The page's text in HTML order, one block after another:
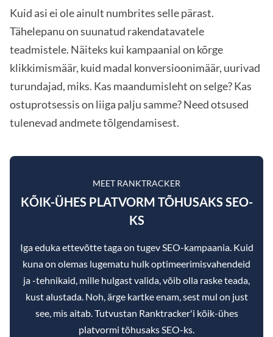
Kuid asi ei ole ainult numbrites selle pärast.
Tähelepanu on suunatud rakendatavatele
teadmistele. Näiteks kui kampaanial on kõrge
klikkimismäär, kuid madal konversioonimäär, uurivad
turundajad, miks. Kas maandumisleht on selge? Kas
ostuprotsessis on liiga palju samme? Need otsused
tulenevad andmete tõlgendamisest.
MEET RANKTRACKER
KÕIK-ÜHES PLATVORM TÕHUSAKS SEO-
KS
Iga eduka ettevõtte taga on tugev SEO-kampaania. Kuid
kuna on olemas lugematu hulk optimeerimisvahendeid
ja -tehnikaid, mille hulgast valida, võib olla raske teada,
kust alustada. Noh, ärge kartke enam, sest mul on just
see, mis aitab. Tutvustan Ranktracker'i kõik-ühes
platvormi tõhusaks SEO-ks.